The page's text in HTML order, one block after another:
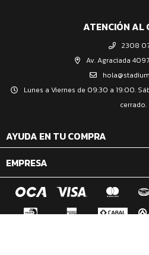
ATENCIÓN AL
2308
Av. Agraciada
Lunes a Viernes de 09:30 a 19:00.
cerrado.
AYUDA EN TU COMPRA
EMPRESA